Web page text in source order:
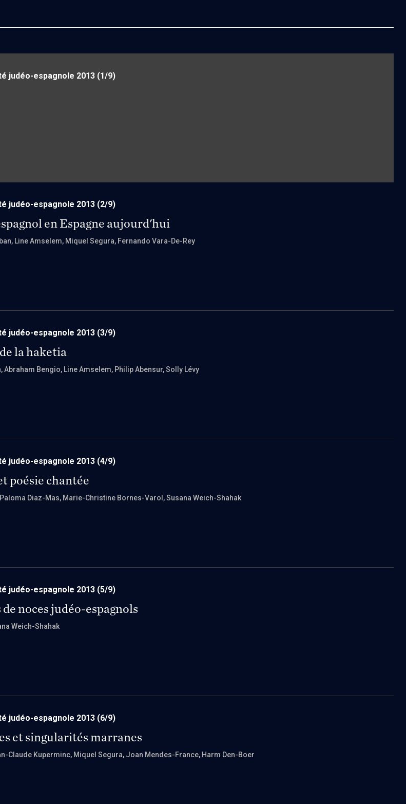
judéo-espagnole 2013 (1/9)
judéo-espagnole 2013 (2/9)
en Espagne aujourd'hui
, Line Amselem, Miquel Segura, Fernando Vara-De-Rey
judéo-espagnole 2013 (3/9)
la haketia
, Abraham Bengio, Line Amselem, Philip Abensur, Solly Lévy
judéo-espagnole 2013 (4/9)
poésie chantée
Diaz-Mas, Marie-Christine Bornes-Varol , Susana Weich-Shahak
judéo-espagnole 2013 (5/9)
noces judéo-espagnols
Weich-Shahak
judéo-espagnole 2013 (6/9)
et singularités marranes
Claude Kuperminc, Miquel Segura, Joan Mendes-France, Harm Den-Boer